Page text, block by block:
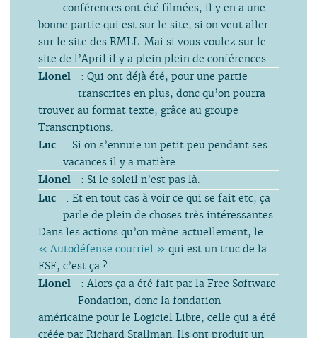
conférences ont été filmées, il y en a une
bonne partie qui est sur le site, si on veut aller
sur le site des RMLL. Mai si vous voulez sur le
site de l’April il y a plein plein de conférences.
Lionel
: Qui ont déjà été, pour une partie
transcrites en plus, donc qu’on pourra
trouver au format texte, grâce au groupe
Transcriptions.
Luc
: Si on s’ennuie un petit peu pendant ses
vacances il y a matière.
Lionel
: Si le soleil n’est pas là.
Luc
: Et en tout cas à voir ce qui se fait etc, ça
parle de plein de choses très intéressantes.
Dans les actions qu’on mène actuellement, le
« Autodéfense courriel » qui est un truc de la
FSF, c’est ça ?
Lionel
: Alors ça a été fait par la Free Software
Fondation, donc la fondation
américaine pour le Logiciel Libre, celle qui a été
créée par Richard Stallman. Ils ont produit un